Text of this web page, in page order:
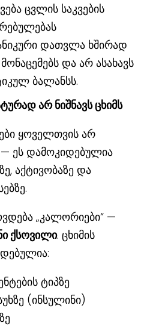
ცვლის საკვების
დათვლა ხშირად
და არ ასახავს
ბალანსს.
არ ნიშნავს ცხიმს
ყოველთვის არ
— ეს დამოკიდებულია
აქტივობაზე და
„კალორიები“ —
ქსოვილი. ცხიმის
ტიპზე
(ინსულინი)